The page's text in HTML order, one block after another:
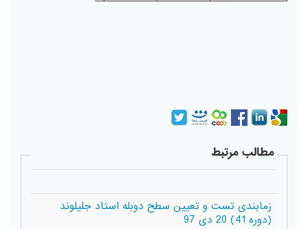
مطالب مرتبط
زمابندی تست و تعیین سطح دوبله استاد جلیلوند
(دوره 41) 20 دی 97